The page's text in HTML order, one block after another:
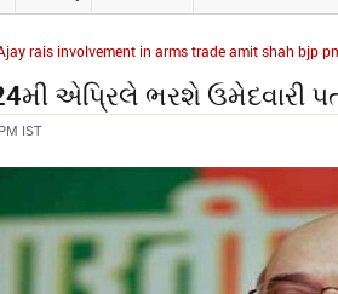
rais involvement in arms trade amit shah bjp
24મી એપ્રિલે ભરશે ઉમેદવારી
IST